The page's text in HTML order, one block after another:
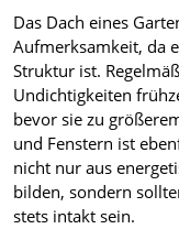
Das Dach eines
Aufmerksamkeit, da
Struktur ist.
Undichtigkeiten
bevor sie zu
und Fenstern ist
nicht nur aus
bilden, sondern
stets intakt sein.